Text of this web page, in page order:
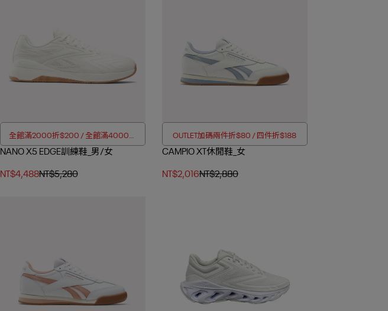
全館滿2000折$200 / 全館滿4000折
$350
NANO X5 EDGE訓練鞋_男/女
NT$4,488NT$5,280
OUTLET加碼兩件折$80 / 四件折$188
CAMPIO XT休閒鞋_女
NT$2,016NT$2,880